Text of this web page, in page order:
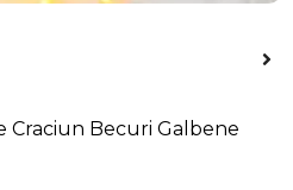
Craciun Becuri Galbene